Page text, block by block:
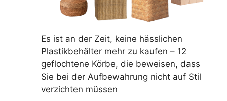
Es ist an der Zeit, keine hässlichen
Plastikbehälter mehr zu kaufen – 12
geflochtene Körbe, die beweisen, dass
Sie bei der Aufbewahrung nicht auf Stil
verzichten müssen